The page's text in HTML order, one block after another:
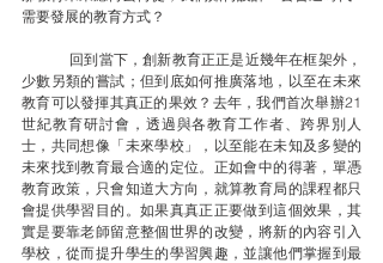
需要發展的教育方式？
少數另類的嘗試；但到底如何推廣落地，以至在未來
教育可以發揮其真正的果效？去年，我們首次舉辦21
世紀教育研討會，透過與各教育工作者、跨界別人
士，共同想像「未來學校」，以至能在未知及多變的
未來找到教育最合適的定位。正如會中的得著，單憑
教育政策，只會知道大方向，就算教育局的課程都只
會提供學習目的。如果真真正正要做到這個效果，其
實是要靠老師留意整個世界的改變，將新的內容引入
學校，從而提升學生的學習興趣，並讓他們掌握到最